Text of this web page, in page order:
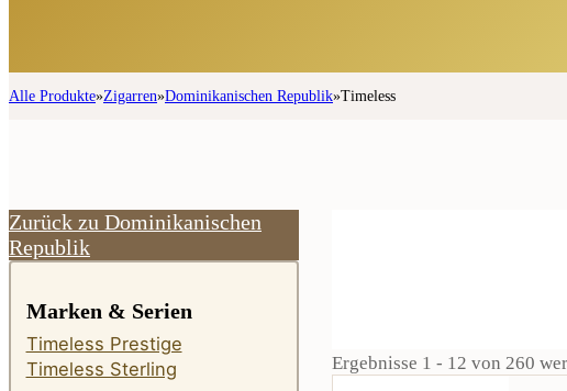
Alle Produkte»Zigarren»Dominikanischen Republik»Timeless
Zurück zu Dominikanischen
Republik
Marken & Serien
Timeless Prestige
Timeless Sterling
Ergebnisse 1 - 12 von 260